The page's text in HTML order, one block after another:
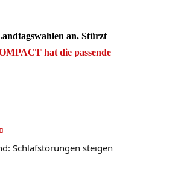
an. Stürzt
hat die passende
Schlafstörungen steigen